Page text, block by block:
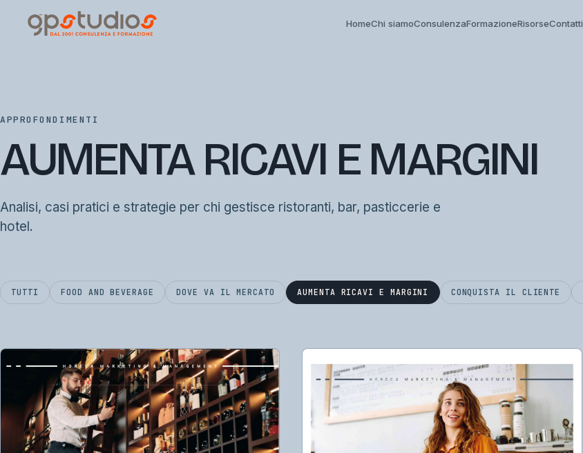
HomeChi siamoConsulenzaFormazioneRisorseContatti
APPROFONDIMENTI
AUMENTA RICAVI E MARGINI
Analisi, casi pratici e strategie per chi gestisce ristoranti, bar, pasticcerie e
hotel.
TUTTI FOOD AND BEVERAGE DOVE VA IL MERCATO AUMENTA RICAVI E MARGINI CONQUISTA IL CLIENTE